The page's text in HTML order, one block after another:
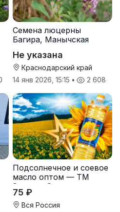
Семена люцерны
Багира, Манычская
Не указана
Краснодарский край
14 янв 2026, 15:15 • 2 608
Подсолнечное и соевое
масло оптом — ТМ
Золотая Семечка
75 ₽
Вся Россия